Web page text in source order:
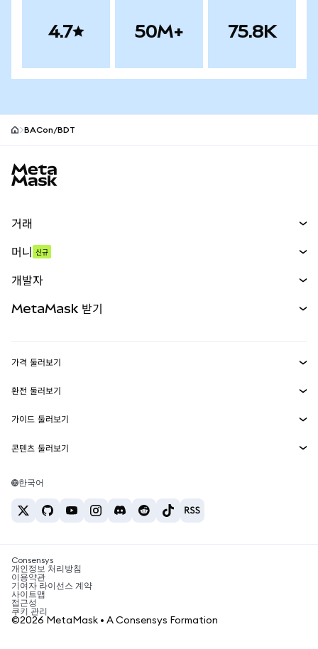
4.7 50M+ 75.8K
BACon/BDT
거래
무기한 선물
실물자산
머니 신규
개발자
MetaMask Connect
Snaps
웹3 서비스
MetaMask 받기
보안
고객 지원
채용
가격 둘러보기
이더리움 가격
솔라나 가격
테더 가격
환전 둘러보기
ETH를 USD로 환전
USDT를 INR로 환전
BTC를 INR로 환전
ETH를 USDT로 환전
가이드 둘러보기
ETH 매수
USDT 매수
SHIB 매수
BNB 매수
콘텐츠 둘러보기
솔라나 지갑
암호화폐 세금 뉴스
암호화폐 매수 방법
비트코인 매도 방법
한국어
Consensys
개인정보 처리방침
이용약관
기여자 라이선스 계약
사이트맵
접근성
쿠키 관리
©2026 MetaMask • A Consensys Formation